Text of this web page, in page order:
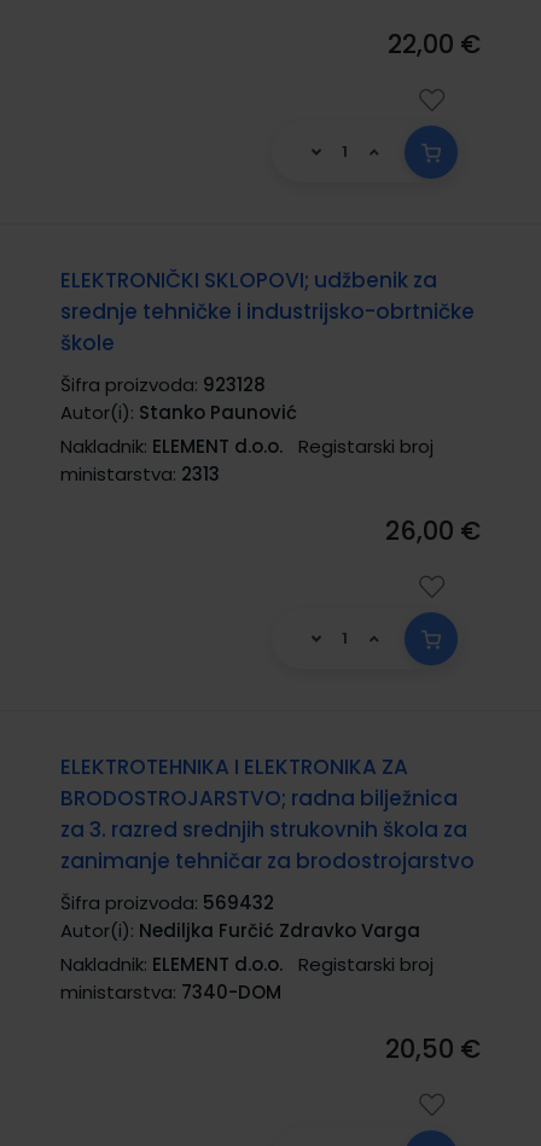
22,00 €
ELEKTRONIČKI SKLOPOVI; udžbenik za
srednje tehničke i industrijsko-obrtničke
škole
Šifra proizvoda: 923128
Autor(i): Stanko Paunović
Nakladnik: ELEMENT d.o.o.
Registarski broj
ministarstva: 2313
26,00 €
ELEKTROTEHNIKA I ELEKTRONIKA ZA
BRODOSTROJARSTVO; radna bilježnica
za 3. razred srednjih strukovnih škola za
zanimanje tehničar za brodostrojarstvo
Šifra proizvoda: 569432
Autor(i): Nediljka Furčić Zdravko Varga
Nakladnik: ELEMENT d.o.o.
Registarski broj
ministarstva: 7340-DOM
20,50 €